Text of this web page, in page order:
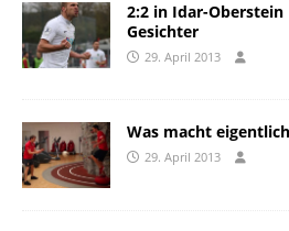
2:2 in Idar-Oberstein
Gesichter
29. April 2013
Was macht
29. April 2013